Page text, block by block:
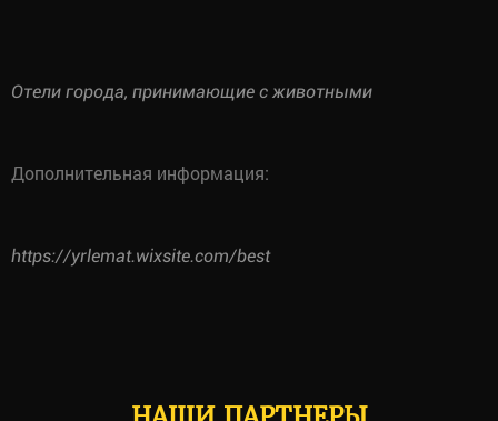
Отели города, принимающие с животными
Дополнительная информация:
https://yrlemat.wixsite.com/best